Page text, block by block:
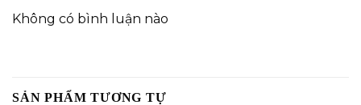
Không có bình luận nào
SẢN PHẨM TƯƠNG TỰ